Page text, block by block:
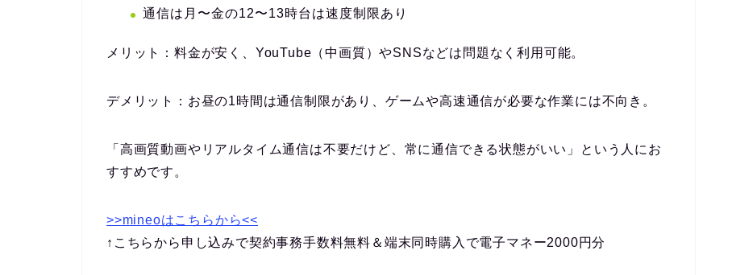
通信は月〜金の12〜13時台は速度制限あり
メリット： 料金が安く、YouTube（中画質）やSNSなどは問題なく利用可能。
デメリット： お昼の1時間は通信制限があり、ゲームや高速通信が必要な作業には不向き。
「高画質動画やリアルタイム通信は不要だけど、常に通信できる状態がいい」という人にお
すすめです。
>>mineoはこちらから<<
↑こちらから申し込みで契約事務手数料無料＆端末同時購入で電子マネー2000円分